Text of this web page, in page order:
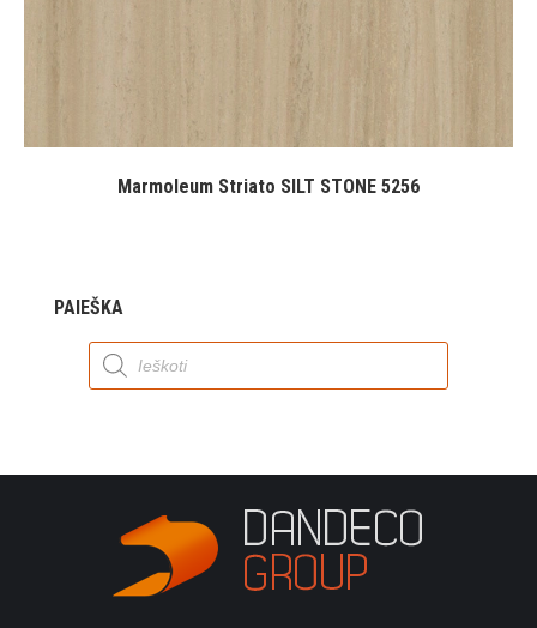
Marmoleum Striato SILT STONE 5256
PAIEŠKA
Products
search